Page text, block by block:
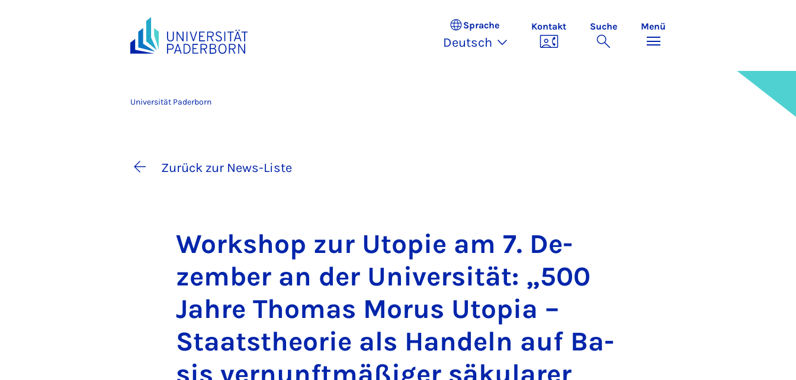
Sprache
Deutsch
Kontakt Suche Menü
Universität Paderborn
Zurück zur News-Liste
Work­shop zur Uto­pie am 7. De­
zem­ber an der Uni­ver­si­tät: „500
Jah­re Tho­mas Mo­rus Uto­pia –
Staats­the­o­rie als Han­deln auf Ba­